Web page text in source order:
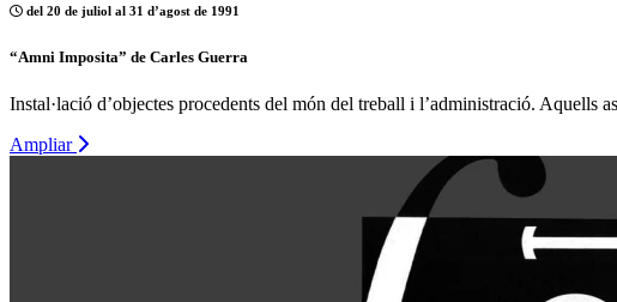
del 20 de juliol al 31 d’agost de 1991
“Amni Imposita” de Carles Guerra
Instal·lació d’objectes procedents del món del treball i l’administració. Aquells
Ampliar